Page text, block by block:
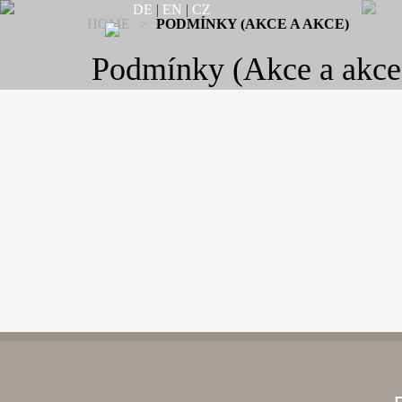
DE | EN | CZ
HOME
> PODMÍNKY (AKCE A AKCE)
Podmínky (Akce a